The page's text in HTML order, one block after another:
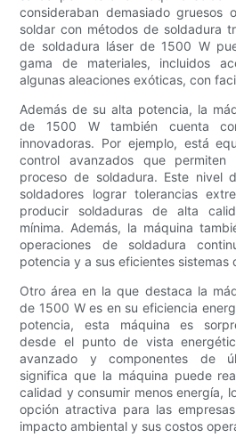
consideraban demasiado gruesos
soldar con métodos de soldadura
de soldadura láser de 1500 W
gama de materiales, incluidos
algunas aleaciones exóticas, con
Además de su alta potencia, la
de 1500 W también cuenta
innovadoras. Por ejemplo, está
control avanzados que
proceso de soldadura. Este nivel
soldadores lograr tolerancias
producir soldaduras de alta
mínima. Además, la máquina
operaciones de soldadura
potencia y a sus eficientes sistemas
Otro área en la que destaca la
de 1500 W es en su eficiencia
potencia, esta máquina es
desde el punto de vista
avanzado y componentes de
significa que la máquina puede
calidad y consumir menos energía,
opción atractiva para las
impacto ambiental y sus costos